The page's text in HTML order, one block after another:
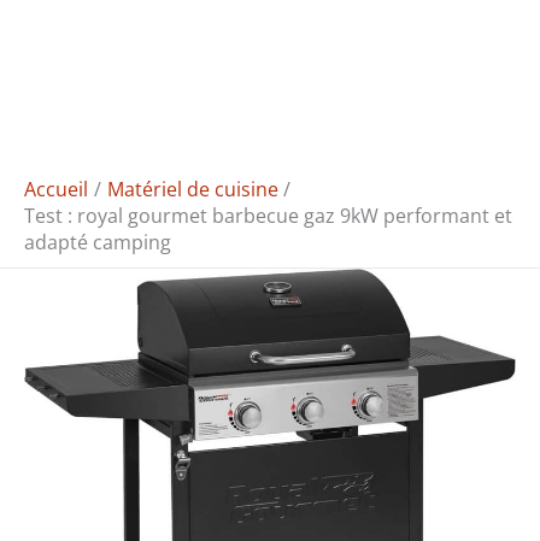
Accueil
Matériel de cuisine
Test : royal gourmet barbecue gaz 9kW performant et
adapté camping